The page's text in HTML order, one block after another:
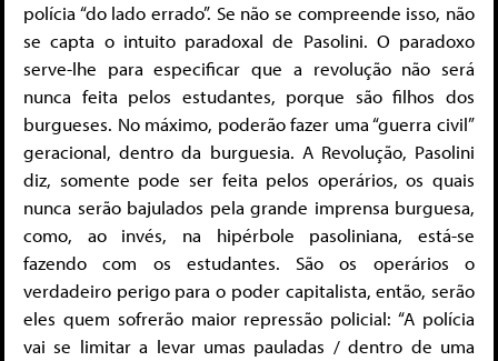
polícia “do lado errado”. Se não se compreende isso, não
se capta o intuito paradoxal de Pasolini. O paradoxo
serve-lhe para especificar que a revolução não será
nunca feita pelos estudantes, porque são filhos dos
burgueses. No máximo, poderão fazer uma “guerra civil”
geracional, dentro da burguesia. A Revolução, Pasolini
diz, somente pode ser feita pelos operários, os quais
nunca serão bajulados pela grande imprensa burguesa,
como, ao invés, na hipérbole pasoliniana, está-se
fazendo com os estudantes. São os operários o
verdadeiro perigo para o poder capitalista, então, serão
eles quem sofrerão maior repressão policial: “A polícia
vai se limitar a levar umas pauladas / dentro de uma